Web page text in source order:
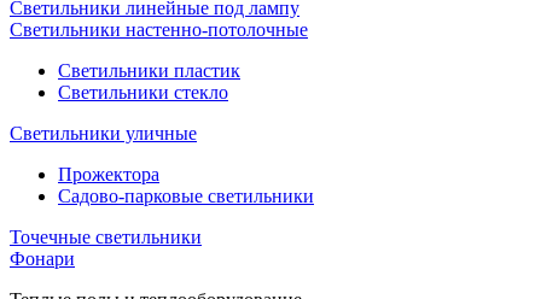
Светильники линейные под лампу
Светильники настенно-потолочные
Светильники плаcтик
Светильники стекло
Светильники уличные
Прожектора
Садово-парковые светильники
Точечные светильники
Фонари